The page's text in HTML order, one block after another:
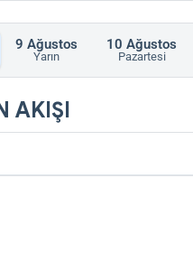
9 Ağustos
Yarın
10 Ağustos
Pazartesi
AKIŞI